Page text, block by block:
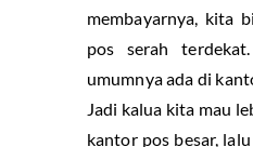
membayarnya, kita
pos serah
umumnya ada di
Jadi kalua kita mau
kantor pos besar,